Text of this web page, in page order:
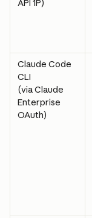
API 1P)
Claude Code
CLI
(via Claude
Enterprise
OAuth)